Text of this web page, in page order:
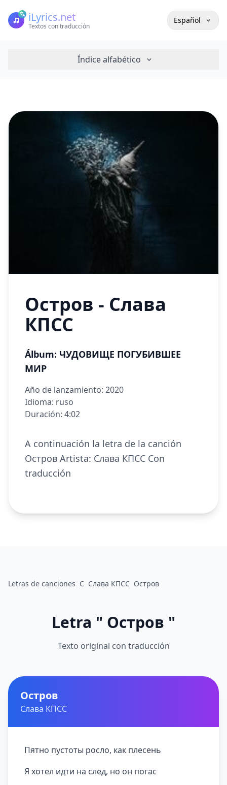
iLyrics.net
Textos con traducción
Español
Índice alfabético
Остров - Слава
КПСС
Álbum: ЧУДОВИЩЕ ПОГУБИВШЕЕ
МИР
Año de lanzamiento: 2020
Idioma: ruso
Duración: 4:02
A continuación la letra de la canción
Остров Artista: Слава КПСС Con
traducción
Letras de canciones С Слава КПСС Остров
Letra " Остров "
Texto original con traducción
Остров
Слава КПСС
Пятно пустоты росло, как плесень
Я хотел идти на след, но он погас